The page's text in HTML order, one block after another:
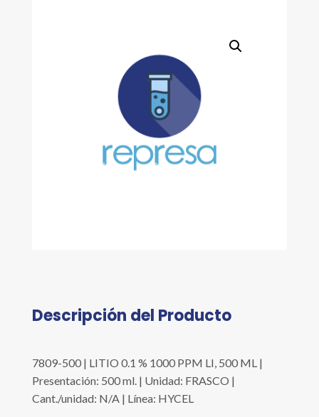
Descripción del Producto
7809-500 | LITIO 0.1 % 1000 PPM LI, 500 ML |
Presentación: 500 ml. | Unidad: FRASCO |
Cant./unidad: N/A | Línea: HYCEL